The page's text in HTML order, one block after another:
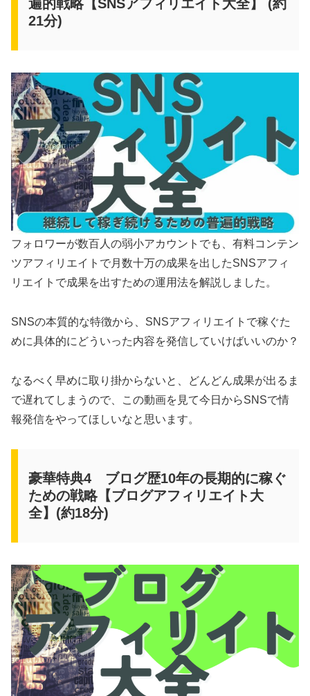
遍的戦略【SNSアフィリエイト大全】 (約
21分)
フォロワーが数百人の弱小アカウントでも、有料コンテン
ツアフィリエイトで月数十万の成果を出したSNSアフィ
リエイトで成果を出すための運用法を解説しました。
SNSの本質的な特徴から、SNSアフィリエイトで稼ぐた
めに具体的にどういった内容を発信していけばいいのか？
なるべく早めに取り掛からないと、どんどん成果が出るま
で遅れてしまうので、この動画を見て今日からSNSで情
報発信をやってほしいなと思います。
豪華特典4 ブログ歴10年の長期的に稼ぐ
ための戦略【ブログアフィリエイト大
全】(約18分)